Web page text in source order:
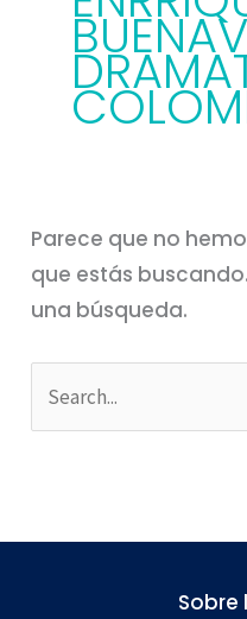
Parece que no
que estás
una búsqueda.
Sobre